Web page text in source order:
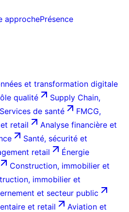
approchePrésence
et transformation digitale
qualité
Supply Chain,
Services de santé
FMCG,
retail
Analyse financière et
Santé, sécurité et
retail
Énergie
Construction, immobilier et
immobilier et
et secteur public
et retail
Aviation et